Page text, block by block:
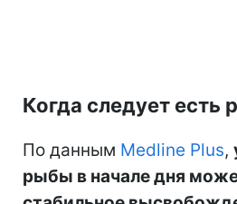
Когда следует есть
По данным Medline Plus,
рыбы в начале дня